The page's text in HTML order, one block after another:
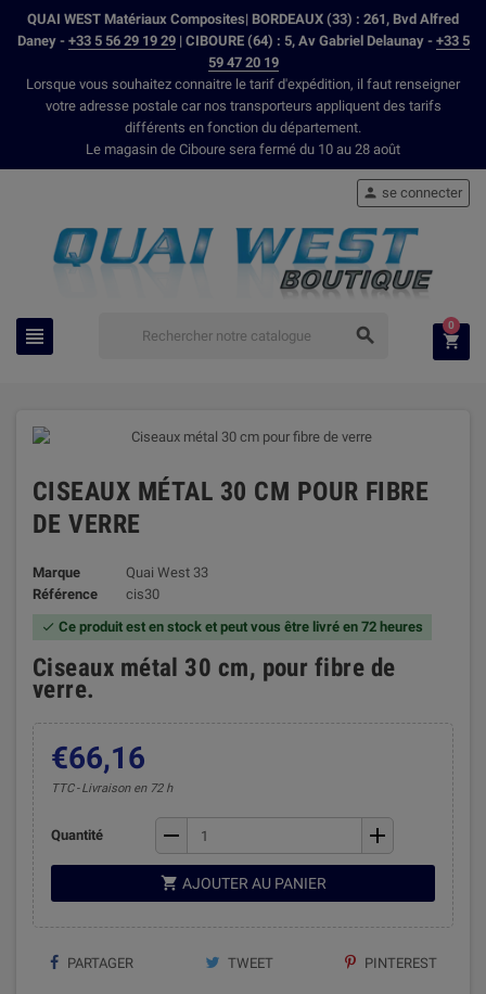
QUAI WEST Matériaux Composites| BORDEAUX (33) : 261, Bvd Alfred
Daney - +33 5 56 29 19 29| CIBOURE (64) : 5, Av Gabriel Delaunay - +33 5
59 47 20 19
Lorsque vous souhaitez connaitre le tarif d'expédition, il faut renseigner
votre adresse postale car nos transporteurs appliquent des tarifs
différents en fonction du département.
Le magasin de Ciboure sera fermé du 10 au 28 août
 
 se connecter

0
CISEAUX MÉTAL 30 CM POUR FIBRE
DE VERRE
Marque
Quai West 33
Référence
cis30
 Ce produit est en stock et peut vous être livré en 72 heures
Ciseaux métal 30 cm, pour fibre de
verre.
€66,16
TTC Livraison en 72 h
Quantité remove add
 AJOUTER AU PANIER
PARTAGER TWEET PINTEREST